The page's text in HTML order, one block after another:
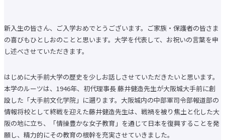
国際日本学部
経営学部
建築＆芸術学部
国際看護学部
通信教育部
大学院 比較文化研究科
大学院 国際看護学研究科
教学運営の基本方針（学部）
人材養成等教育研究上の目的
教学運営の基本方針（大学院）
新入生の皆さん、ご入学おめでとうございます。ご家族・保護者の皆さま
の喜びもひとしおのことと思います。大学を代表して、お祝いの言葉を申
し述べさせていただきます。
はじめに大手前大学の歴史を少しお話しさせていただきたいと思います。
本学のルーツは、1946年、初代理事長 藤井健造先生が大阪城大手前に創
設した「大手前文化学院」に遡ります。大阪城内の中部軍司令部報道部の
情報将校として終戦を迎えた藤井健造先生は、戦禍を被り焦土と化した大
阪の地に立ち、「情操豊かな女子教育」を通じて日本を復興することを発
願し、精力的にその教育の根幹を充実させていきました。